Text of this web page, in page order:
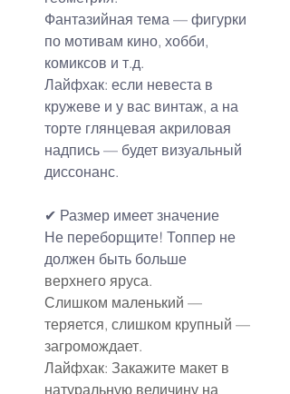
Фантазийная тема — фигурки
по мотивам кино, хобби,
комиксов и т.д.
Лайфхак: если невеста в
кружеве и у вас винтаж, а на
торте глянцевая акриловая
надпись — будет визуальный
диссонанс.
✔ Размер имеет значение
Не переборщите! Топпер не
должен быть больше
верхнего яруса.
Слишком маленький —
теряется, слишком крупный —
загромождает.
Лайфхак: Закажите макет в
натуральную величину на